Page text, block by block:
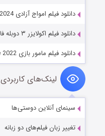
دانلود فیلم امواج آزادی Waves 2024
دانلود فیلم اکولایزر ۳ دوبله فارسی The Equalizer 3 2023
دانلود فیلم مامور بازی Agent Game 2022
لینک‌های کاربردی
سینمای آنلاین دوستی‌ها
تغییر زبان فیلم‌های دو زبانه